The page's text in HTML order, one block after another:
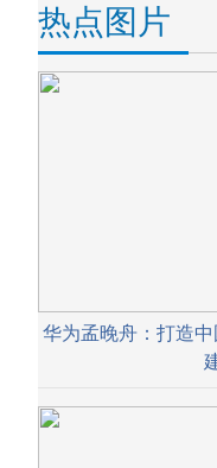
热点图片
华为孟晚舟：打造